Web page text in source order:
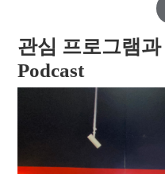
관심 프로그램
Podcast